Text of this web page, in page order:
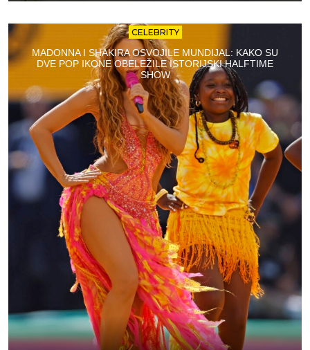
CELEBRITY
MADONNA I SHAKIRA OSVOJILE MUNDIJAL: KAKO SU
DVE POP IKONE OBELEŽILE ISTORIJSKI HALFTIME
SHOW